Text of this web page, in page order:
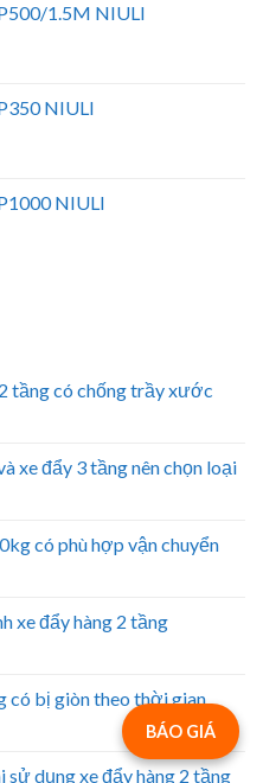
1.5M NIULI
NIULI
NIULI
tầng có chống trầy xước
xe đẩy 3 tầng nên chọn loại
có phù hợp vận chuyển
xe đẩy hàng 2 tầng
có bị giòn theo thời gian
dụng xe đẩy hàng 2 tầng
BÁO GIÁ